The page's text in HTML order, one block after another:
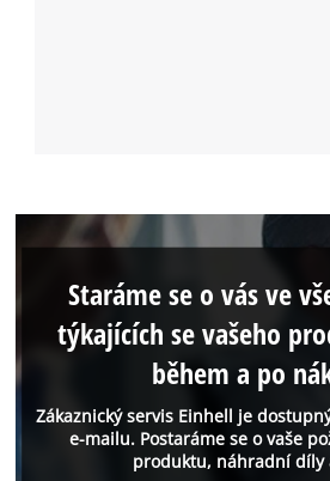
Zákaznický servis Einhell je
e-mailu. Postaráme se o vaše
produktu, náhradní díly
Staráme se o vás ve
týkajících se vašeho
během a po